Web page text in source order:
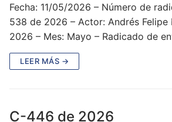
Fecha: 11/05/2026 – Número de
538 de 2026 – Actor: Andrés Felipe
2026 – Mes: Mayo – Radicado de
LEER MÁS →
C-446 de 2026